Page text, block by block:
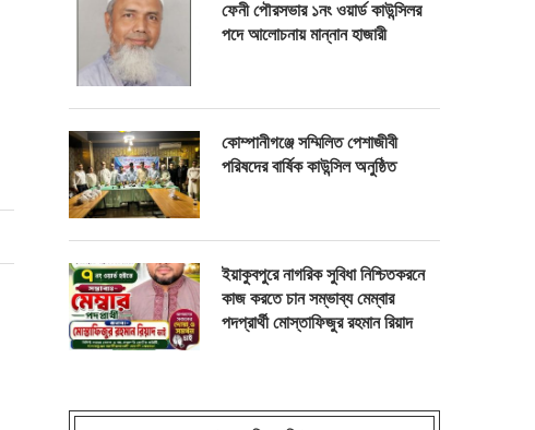
ফেনী পৌরসভার ১নং ওয়ার্ড কাউন্সিলর
পদে আলোচনায় মান্নান হাজারী
কোম্পানীগঞ্জে সম্মিলিত পেশাজীবী
পরিষদের বার্ষিক কাউন্সিল অনুষ্ঠিত
ইয়াকুবপুরে নাগরিক সুবিধা নিশ্চিতকরনে
কাজ করতে চান সম্ভাব্য মেম্বার
পদপ্রার্থী মোস্তাফিজুর রহমান রিয়াদ